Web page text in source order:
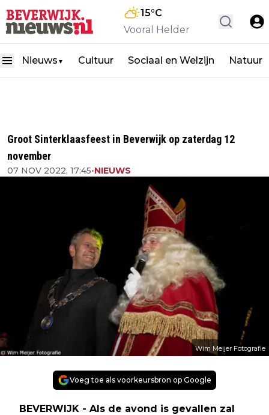
15°C
Vooral Helder
Nieuws ▼ Cultuur Sociaal en Welzijn Natuur
Groot Sinterklaasfeest in Beverwijk op zaterdag 12
november
07 NOV 2022, 17:45•NIEUWS
Wim Meijer Fotografie
Voeg toe als voorkeursbron op Google
BEVERWIJK - Als de avond is gevallen zal